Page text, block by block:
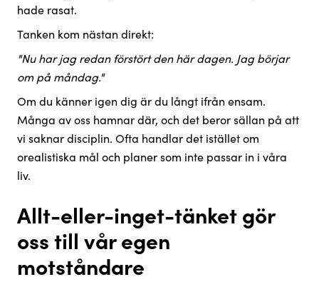
hade rasat.
Tanken kom nästan direkt:
"Nu har jag redan förstört den här dagen. Jag börjar
om på måndag."
Om du känner igen dig är du långt ifrån ensam.
Många av oss hamnar där, och det beror sällan på att
vi saknar disciplin. Ofta handlar det istället om
orealistiska mål och planer som inte passar in i våra
liv.
Allt-eller-inget-tänket gör
oss till vår egen
motståndare